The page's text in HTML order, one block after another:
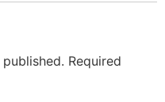
Required